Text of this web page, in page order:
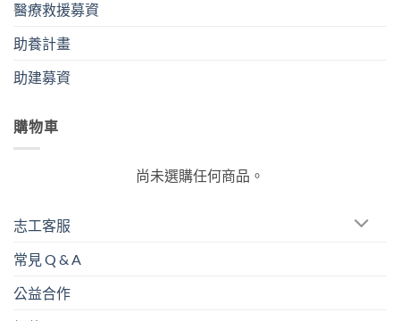
醫療救援募資
助養計畫
助建募資
購物車
尚未選購任何商品。
志工客服
常見 Q & A
公益合作